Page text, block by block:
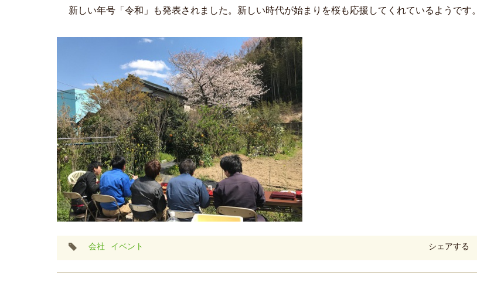
新しい年号「令和」も発表されました。新しい時代が始まりを桜も応援してくれているようです。
タ
会社 イベント シェアする